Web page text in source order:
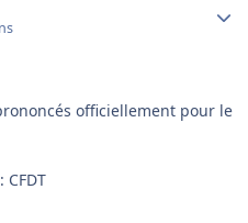
officiellement pour le